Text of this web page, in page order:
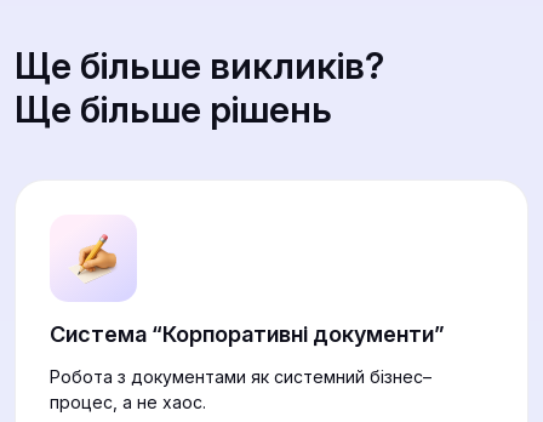
Ще більше викликів?
Ще більше рішень
Система “Корпоративні документи”
Робота з документами як системний бізнес–
процес, а не хаос.